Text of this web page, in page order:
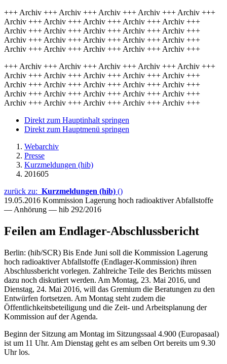
+++ Archiv +++ Archiv +++ Archiv +++ Archiv +++ Archiv +++
Archiv +++ Archiv +++ Archiv +++ Archiv +++ Archiv +++
Archiv +++ Archiv +++ Archiv +++ Archiv +++ Archiv +++
Archiv +++ Archiv +++ Archiv +++ Archiv +++ Archiv +++
Archiv +++ Archiv +++ Archiv +++ Archiv +++ Archiv +++
+++ Archiv +++ Archiv +++ Archiv +++ Archiv +++ Archiv +++
Archiv +++ Archiv +++ Archiv +++ Archiv +++ Archiv +++
Archiv +++ Archiv +++ Archiv +++ Archiv +++ Archiv +++
Archiv +++ Archiv +++ Archiv +++ Archiv +++ Archiv +++
Archiv +++ Archiv +++ Archiv +++ Archiv +++ Archiv +++
Direkt zum Hauptinhalt springen
Direkt zum Hauptmenü springen
Webarchiv
Presse
Kurzmeldungen (hib)
201605
zurück zu: Kurzmeldungen (hib) ()
19.05.2016 Kommission Lagerung hoch radioaktiver Abfallstoffe
— Anhörung — hib 292/2016
Feilen am Endlager-Abschlussbericht
Berlin: (hib/SCR) Bis Ende Juni soll die Kommission Lagerung
hoch radioaktiver Abfallstoffe (Endlager-Kommission) ihren
Abschlussbericht vorlegen. Zahlreiche Teile des Berichts müssen
dazu noch diskutiert werden. Am Montag, 23. Mai 2016, und
Dienstag, 24. Mai 2016, will das Gremium die Beratungen zu den
Entwürfen fortsetzen. Am Montag steht zudem die
Öffentlichkeitsbeteiligung und die Zeit- und Arbeitsplanung der
Kommission auf der Agenda.
Beginn der Sitzung am Montag im Sitzungssaal 4.900 (Europasaal)
ist um 11 Uhr. Am Dienstag geht es am selben Ort bereits um 9.30
Uhr los.